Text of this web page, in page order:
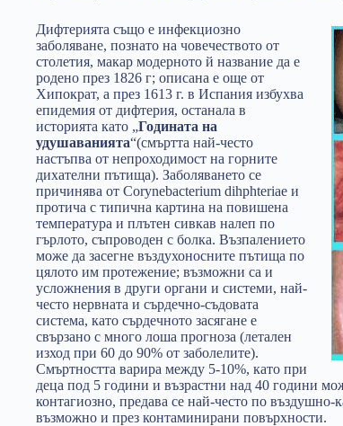
Дифтерията също е инфекциозно
заболяване, познато на човечеството от
столетия, макар модерното й название да е
родено през 1826 г; описана е още от
Хипократ, а през 1613 г. в Испания избухва
епидемия от дифтерия, останала в
историята като „Годината на
удушаванията“(смъртта най-често
настъпва от непроходимост на горните
дихателни пътища). Заболяването се
причинява от Corynebacterium dihphteriae и
протича с типична картина на повишена
температура и плътен сивкав налеп по
гърлото, съпроводен с болка. Възпалението
може да засегне въздухоносните пътища по
цялото им протежение; възможни са и
усложнения в други органи и системи, най-
често нервната и сърдечно-съдовата
система, като сърдечното засягане е
свързано с много лоша прогноза (летален
изход при 60 до 90% от заболелите).
Смъртността варира между 5-10%, като при
деца под 5 години и възрастни над 40 години
контагиозно, предава се най-често по
възможно и през контаминирани повърхности.